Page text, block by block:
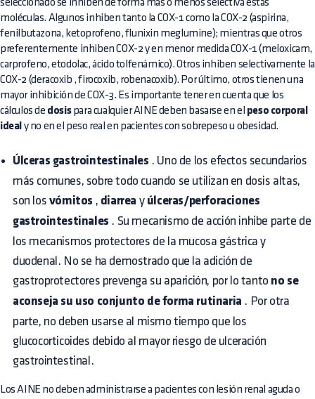
seleccionado se inhiben de forma más o menos selectiva estás
moléculas. Algunos inhiben tanto la COX-1 como la COX-2 (aspirina,
fenilbutazona, ketoprofeno, flunixin meglumine); mientras que otros
preferentemente inhiben COX-2 y en menor medida COX-1 (meloxicam,
carprofeno, etodolac, ácido tolfenámico). Otros inhiben selectivamente la
COX-2 (deracoxib , firocoxib, robenacoxib). Por último, otros tienen una
mayor inhibición de COX-3. Es importante tener en cuenta que los
cálculos de dosispara cualquier AINE deben basarse en el peso corporal
ideal y no en el peso real en pacientes con sobrepeso u obesidad.
Úlceras gastrointestinales . Uno de los efectos secundarios
más comunes, sobre todo cuando se utilizan en dosis altas,
son los vómitos , diarrea y úlceras/perforaciones
gastrointestinales . Su mecanismo de acción inhibe parte de
los mecanismos protectores de la mucosa gástrica y
duodenal. No se ha demostrado que la adición de
gastroprotectores prevenga su aparición, por lo tanto no se
aconseja su uso conjunto de forma rutinaria . Por otra
parte, no deben usarse al mismo tiempo que los
glucocorticoides debido al mayor riesgo de ulceración
gastrointestinal.
Los AINE no deben administrarse a pacientes con lesión renal aguda o